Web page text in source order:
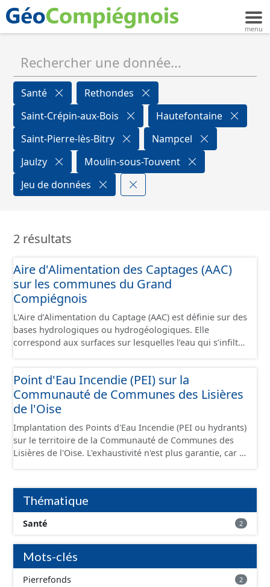
Santé
Rethondes
Saint-Crépin-aux-Bois
Hautefontaine
Saint-Pierre-lès-Bitry
Nampcel
Jaulzy
Moulin-sous-Touvent
Jeu de données
2 résultats
Aire d'Alimentation des Captages (AAC)
sur les communes du Grand
Compiégnois
L'Aire d’Alimentation du Captage (AAC) est définie sur des
bases hydrologiques ou hydrogéologiques. Elle
correspond aux surfaces sur lesquelles l’eau qui s’infiltre
correspond : - pour un ouvrage de prélèvement destiné
à l'eau potable en eau superficielle : au sous-bassin
versant situé en amont de la ou des prises d’eau
l'apport d'eau souterraine externe à ce bassin versant
(ex: nappe de socle ou nappe d'accompagnement des
cours d'eau), - pour un ouvrage de prélèvement destiné
la surface du sol qui contribuent à l’alimentation du
captage). Les notions d’« aire d’alimentation » et de «
bassin d’alimentation » de captages (AAC, BAC) sont ici
correspond aux périmètres administratifs des AAC et
aux périmètres des sous-secteurs des aires de Baugy et
des Hospices.
Point d'Eau Incendie (PEI) sur la
Communauté de Communes des Lisières
de l'Oise
Implantation des Points d'Eau Incendie (PEI ou hydrants)
sur le territoire de la Communauté de Communes des
Lisières de l'Oise. L'exhaustivité n'est plus garantie, car il
2020.
Thématique
Santé 2
Mots-clés
Pierrefonds 2